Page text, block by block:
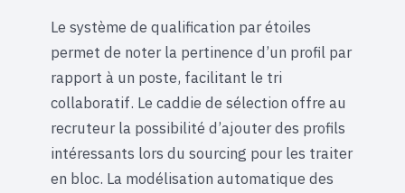
Le système de qualification par étoiles
permet de noter la pertinence d’un profil par
rapport à un poste, facilitant le tri
collaboratif. Le caddie de sélection offre au
recruteur la possibilité d’ajouter des profils
intéressants lors du sourcing pour les traiter
en bloc. La modélisation automatique des